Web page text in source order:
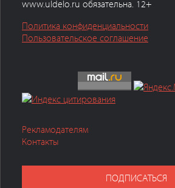
www.uldelo.ru обязательна. 12+
Политика конфиденциальности
Пользовательское соглашение
Рекламодателям
Контакты
ПОДПИСАТЬСЯ